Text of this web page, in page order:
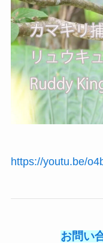
https://youtu.be/
お問い